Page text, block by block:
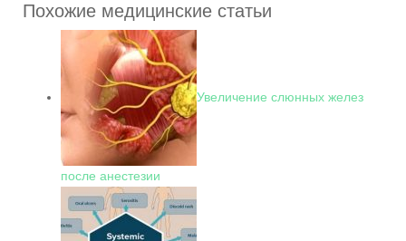
Похожие медицинские статьи
Увеличение слюнных желез
после анестезии